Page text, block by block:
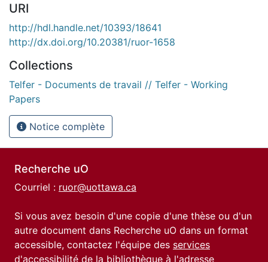
URI
http://hdl.handle.net/10393/18641
http://dx.doi.org/10.20381/ruor-1658
Collections
Telfer - Documents de travail // Telfer - Working
Papers
Notice complète
Recherche uO
Courriel : ruor@uottawa.ca
Si vous avez besoin d'une copie d'une thèse ou d'un
autre document dans Recherche uO dans un format
accessible, contactez l'équipe des services
d'accessibilité de la bibliothèque à l'adresse